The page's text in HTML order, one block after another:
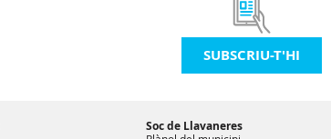
SUBSCRIU-T'HI
Soc de Llavaneres